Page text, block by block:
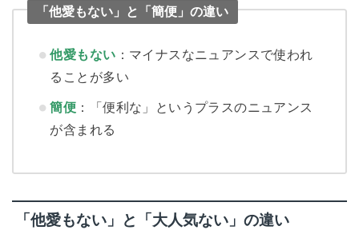
「他愛もない」と「簡便」の違い
他愛もない ：マイナスなニュアンスで使われ
ることが多い
簡便 ：「便利な」というプラスのニュアンス
が含まれる
「他愛もない」と「大人気ない」の違い